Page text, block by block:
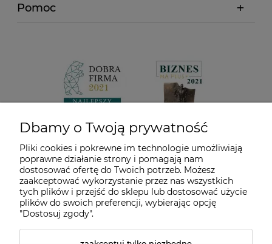
Pomoc
Dbamy o Twoją prywatność
Pliki cookies i pokrewne im technologie umożliwiają
poprawne działanie strony i pomagają nam
dostosować ofertę do Twoich potrzeb. Możesz
zaakceptować wykorzystanie przez nas wszystkich
tych plików i przejść do sklepu lub dostosować użycie
plików do swoich preferencji, wybierając opcję
"Dostosuj zgody".